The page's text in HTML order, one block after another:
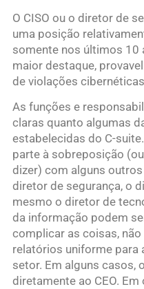
O CISO ou o diretor de
uma posição
somente nos últimos 10
maior destaque,
de violações
As funções e
claras quanto algumas
estabelecidas do C-
parte à sobreposição
dizer) com alguns
diretor de segurança, o
mesmo o diretor de
da informação podem
complicar as coisas,
relatórios uniforme para
setor. Em alguns casos,
diretamente ao CEO.